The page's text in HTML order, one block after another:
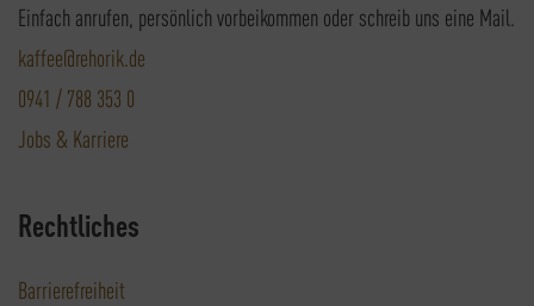
Einfach anrufen, persönlich vorbeikommen oder schreib uns eine Mail.
kaffee@rehorik.de
0941 / 788 353 0
Jobs & Karriere
Rechtliches
Barrierefreiheit